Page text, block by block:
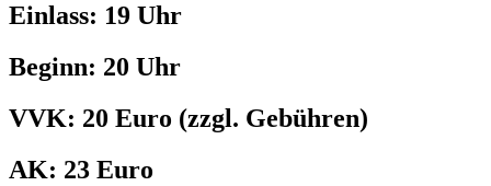
Einlass: 19 Uhr
Beginn: 20 Uhr
VVK: 20 Euro (zzgl. Gebühren)
AK: 23 Euro